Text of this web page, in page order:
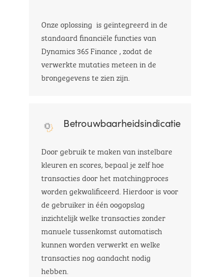
Onze oplossing is geïntegreerd in de
standaard financiële functies van
Dynamics 365 Finance , zodat de
verwerkte mutaties meteen in de
brongegevens te zien zijn.
Betrouwbaarheidsindicatie
Door gebruik te maken van instelbare
kleuren en scores, bepaal je zelf hoe
transacties door het matchingproces
worden gekwalificeerd. Hierdoor is voor
de gebruiker in één oogopslag
inzichtelijk welke transacties zonder
manuele tussenkomst automatisch
kunnen worden verwerkt en welke
transacties nog aandacht nodig
hebben.